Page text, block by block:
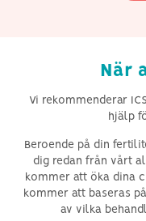
När
Vi rekommenderar
hjälp
Beroende på din
dig redan från vårt
kommer att öka dina
kommer att baseras
av vilka